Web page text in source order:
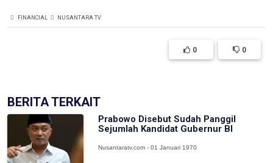
FINANCIAL NUSANTARA TV
0 0
BERITA TERKAIT
Prabowo Disebut Sudah Panggil
Sejumlah Kandidat Gubernur BI
Nusantaratv.com - 01 Januari 1970